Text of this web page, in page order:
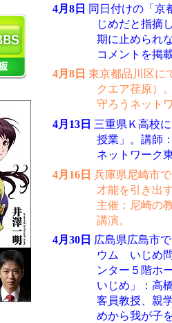
4月8日 同日付けの「京
じめだと指摘
期に止められ
コメントを掲
4月8日 東京都品川区に
クエア荏原）
守ろうネット
4月13日 三重県Ｋ高校
授業」。講師
ネットワーク
4月16日 兵庫県尼崎市
才能を引き出
主催：尼崎の
講演。
4月30日 広島県広島市
ウム いじめ
ンター５階ホ
いじめ」：高
客員教授、親
めから我が子